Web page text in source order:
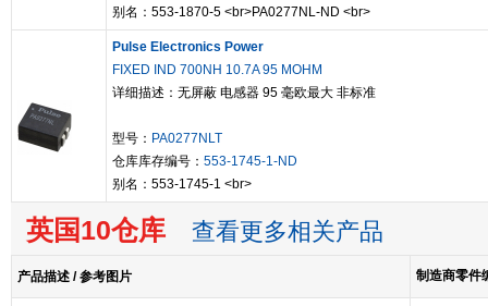
别名：553-1870-5 <br>PA0277NL-ND <br>
Pulse Electronics Power
FIXED IND 700NH 10.7A 95 MOHM
详细描述：无屏蔽 电感器 95 毫欧最大 非标准
型号： PA0277NLT
仓库库存编号： 553-1745-1-ND
别名：553-1745-1 <br>
英国10仓库 查看更多相关产品
产品描述 / 参考图片 制造商零件